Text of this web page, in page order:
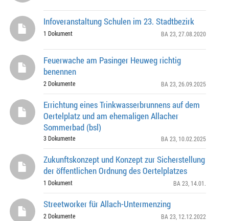
Infoveranstaltung Schulen im 23. Stadtbezirk
1 Dokument BA 23 , 27.08.2020
Feuerwache am Pasinger Heuweg richtig
benennen
2 Dokumente BA 23 , 26.09.2025
Errichtung eines Trinkwasserbrunnens auf dem
Oertelplatz und am ehemaligen Allacher
Sommerbad (bsl)
3 Dokumente BA 23 , 10.02.2025
Zukunftskonzept und Konzept zur Sicherstellung
der öffentlichen Ordnung des Oertelplatzes
1 Dokument BA 23 , 14.01.
Streetworker für Allach-Untermenzing
2 Dokumente BA 23 , 12.12.2022